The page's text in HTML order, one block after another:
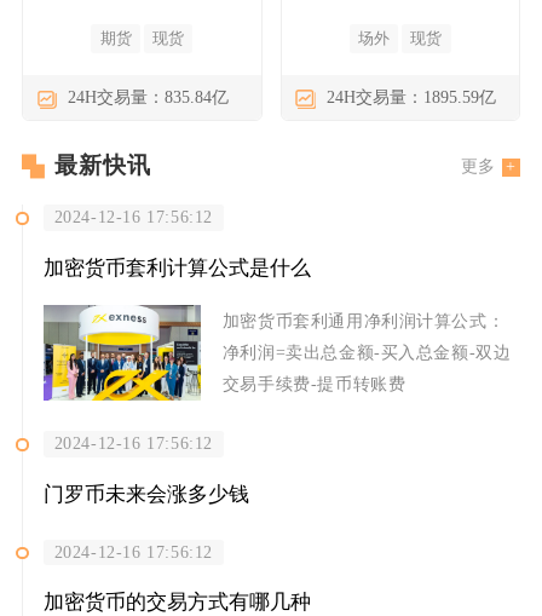
期货 现货
24H交易量：835.84亿
场外 现货
24H交易量：1895.59亿
最新快讯 更多
2024-12-16 17:56:12
加密货币套利计算公式是什么
加密货币套利通用净利润计算公式：
净利润=卖出总金额-买入总金额-双边
交易手续费-提币转账费
2024-12-16 17:56:12
门罗币未来会涨多少钱
2024-12-16 17:56:12
加密货币的交易方式有哪几种